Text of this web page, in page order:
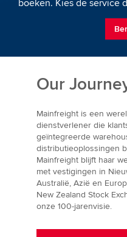
boeken. Kies de service
Our
Mainfreight is een
dienstverlener die
geïntegreerde
distributieoplossingen
Mainfreight blijft haar
met vestigingen in
Australië, Azië en
New Zealand Stock
onze 100-jarenvisie.